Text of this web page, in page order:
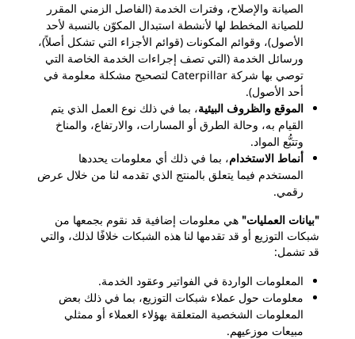
الصيانة والإصلاح، وفترات الخدمة (الفاصل الزمني المقرر
للصيانة المخطط لها لأنشطة استبدال المكوّن بالنسبة لأحد
الأصول)، وقوائم المكونات (قوائم الأجزاء التي تشكل أصلاً)،
ورسائل الخدمة (التي تصف إجراءات الخدمة الخاصة التي
توصي بها شركة Caterpillar لتصحيح مشكلة معلومة في
أحد الأصول).
الموقع والظروف البيئية، بما في ذلك نوع العمل الذي يتم
القيام به، وحالة الطرق أو المسارات، والارتفاع، والمناخ
وتتبُّع المواد.
أنماط الاستخدام، بما في ذلك أي معلومات يحددها
المستخدم فيما يتعلق بالمنتج الذي تقدمه لنا من خلال عرض
رقمي.
"بيانات العمليات" هي معلومات إضافية قد نقوم بجمعها من
شبكات التوزيع أو قد تقدمها لنا هذه الشبكات خلافًا لذلك، والتي
قد تشمل:
المعلومات الواردة في الفواتير وعقود الخدمة.
معلومات حول عملاء شبكات التوزيع، بما في ذلك بعض
المعلومات الشخصية المتعلقة بهؤلاء العملاء أو ممثلي
مبيعات موزعيهم.